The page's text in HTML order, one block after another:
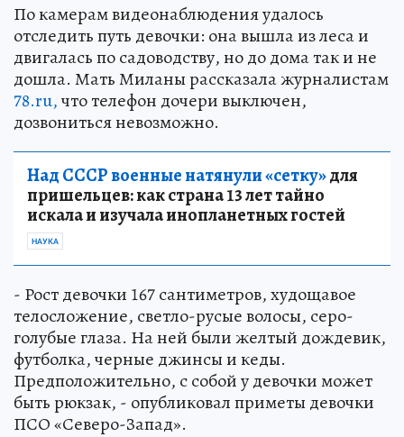
По камерам видеонаблюдения удалось
отследить путь девочки: она вышла из леса и
двигалась по садоводству, но до дома так и не
дошла. Мать Миланы рассказала журналистам
78.ru,что телефон дочери выключен,
дозвониться невозможно.
Над СССР военные натянули «сетку»для
пришельцев: как страна 13 лет тайно
искала и изучала инопланетных гостей
НАУКА
- Рост девочки 167 сантиметров, худощавое
телосложение, светло-русые волосы, серо-
голубые глаза. На ней были желтый дождевик,
футболка, черные джинсы и кеды.
Предположительно, с собой у девочки может
быть рюкзак, - опубликовал приметы девочки
ПСО «Северо-Запад».